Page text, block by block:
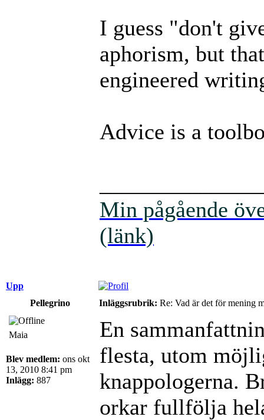
I guess "don't
aphorism, but
engineered
Advice is a
Min pågående
(länk)
Upp
Pellegrino
Inläggsrubrik: Re: Vad är det för mening
Maia
Blev medlem: ons okt
13, 2010 8:41 pm
Inlägg: 887
En
flesta, utom
knappologerna.
orkar fullfölja